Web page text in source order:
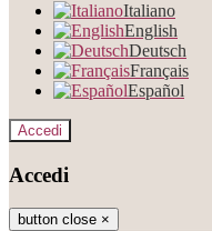
Italiano
English
Deutsch
Français
Español
Accedi
Accedi
button close ×